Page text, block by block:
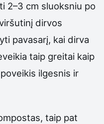
2–3 cm sluoksniu po
dirvos
pavasarį, kai dirva
taip greitai kaip
ilgesnis ir
taip pat